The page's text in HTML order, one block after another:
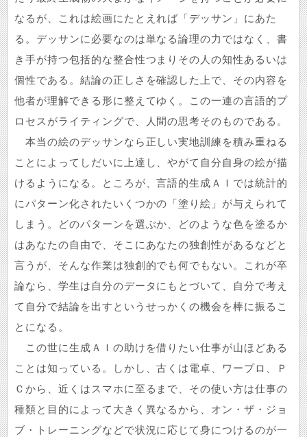
なるが、これは絵画にたとえれば「デッサン」にあた
る。デッサンに必要なのは単なる論理の力ではなく、書
き手が持つ包括的な整合性つまりその人の知性あるいは
個性である。結論の正しさを確認した上で、その内容を
他者が理解できる形に整えてゆく。この一連の言語的プ
ロセスがライティングで、人間の思考そのものである。
本当の絵のデッサンなら正しい実地訓練を積み重ねる
ことによってしだいに上達し、やがて自分自身の絵が描
けるようになる。ところが、言語的生成ＡＩでは統計的
にパターン化されたいくつかの「塗り絵」が与えられて
しまう。どのパターンを選ぶか、どのような色を塗るか
はあなたの自由で、そこにあなたの独創性があるなどと
言うが、そんな作業は独創的でも何でもない。これが卒
論なら、学生は自分のデータにもとづいて、自分で考え
て自分で結論を出すというせっかくの機会を棒に振るこ
とになる。
この世に生成ＡＩの助けを借りたい仕事が山ほどある
ことは知っている。しかし、古くは電卓、ワープロ、Ｐ
Ｃから、近くはスマホに至るまで、その使い方は仕事の
種類と目的によって大きく異なるから、オン・ザ・ジョ
ブ・トレーニングなどで状況に応じて身につけるのが一